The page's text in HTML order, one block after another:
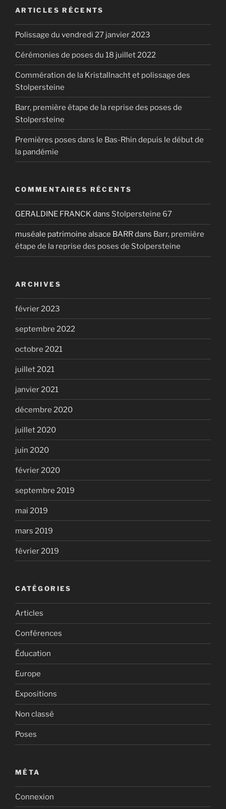
ARTICLES RÉCENTS
Polissage du vendredi 27 janvier 2023
Cérémonies de poses du 18 juillet 2022
Commération de la Kristallnacht et polissage des
Stolpersteine
Barr, première étape de la reprise des poses de
Stolpersteine
Premières poses dans le Bas-Rhin depuis le début de
la pandémie
COMMENTAIRES RÉCENTS
GERALDINE FRANCK dans Stolpersteine 67
muséale patrimoine alsace BARRdans Barr, première
étape de la reprise des poses de Stolpersteine
ARCHIVES
février 2023
septembre 2022
octobre 2021
juillet 2021
janvier 2021
décembre 2020
juillet 2020
juin 2020
février 2020
septembre 2019
mai 2019
mars 2019
février 2019
CATÉGORIES
Articles
Conférences
Éducation
Europe
Expositions
Non classé
Poses
MÉTA
Connexion